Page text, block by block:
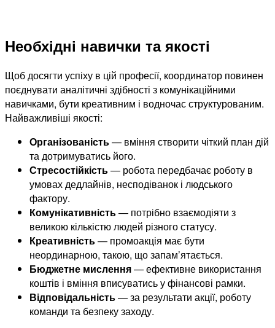
Необхідні навички та якості
Щоб досягти успіху в цій професії, координатор повинен
поєднувати аналітичні здібності з комунікаційними
навичками, бути креативним і водночас структурованим.
Найважливіші якості:
Організованість— вміння створити чіткий план дій
та дотримуватись його.
Стресостійкість— робота передбачає роботу в
умовах дедлайнів, несподіванок і людського
фактору.
Комунікативність— потрібно взаємодіяти з
великою кількістю людей різного статусу.
Креативність— промоакція має бути
неординарною, такою, що запам’ятається.
Бюджетне мислення— ефективне використання
коштів і вміння вписуватись у фінансові рамки.
Відповідальність— за результати акції, роботу
команди та безпеку заходу.